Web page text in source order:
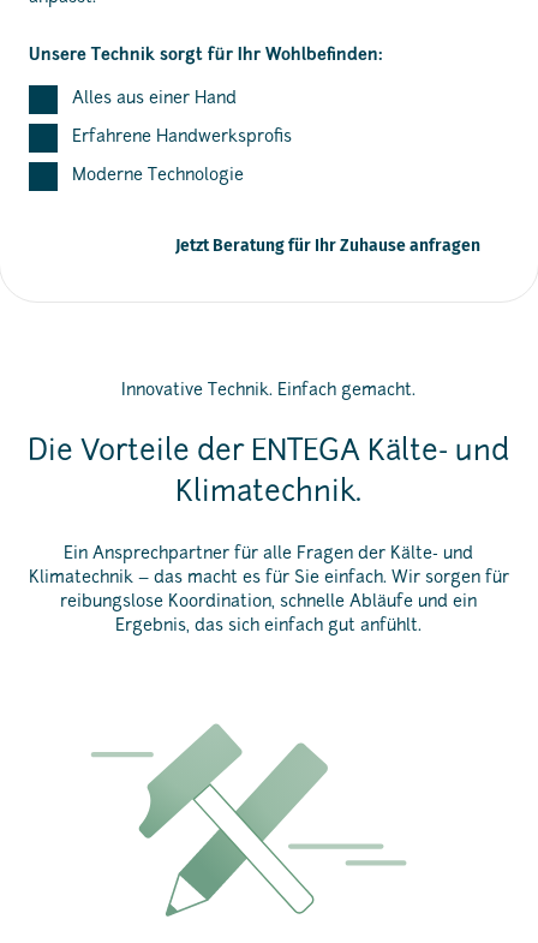
Unsere Technik sorgt für Ihr Wohlbefinden:
Alles aus einer Hand
Erfahrene Handwerksprofis
Moderne Technologie
Jetzt Beratung für Ihr Zuhause anfragen
Innovative Technik. Einfach gemacht.
Die Vorteile der ENTEGA Kälte- und
Klimatechnik.
Ein Ansprechpartner für alle Fragen der Kälte- und
Klimatechnik – das macht es für Sie einfach. Wir sorgen für
reibungslose Koordination, schnelle Abläufe und ein
Ergebnis, das sich einfach gut anfühlt.